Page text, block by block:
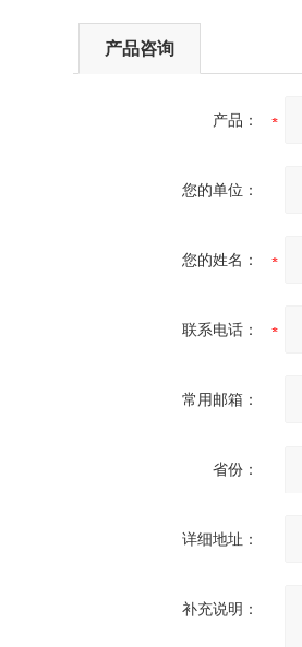
产品咨询
产品：
您的单位：
您的姓名：
联系电话：
常用邮箱：
省份：
详细地址：
补充说明：